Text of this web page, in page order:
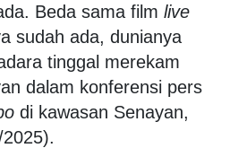
Beda sama film live
sudah ada, dunianya
tinggal merekam
dalam konferensi pers
di kawasan Senayan,